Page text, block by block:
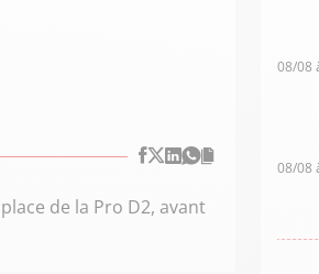
de la Pro D2, avant
08/08
08/08